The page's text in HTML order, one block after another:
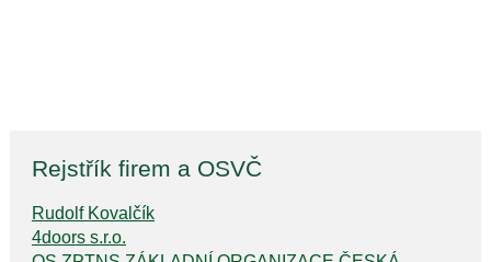
Rejstřík firem a OSVČ
Rudolf Kovalčík
4doors s.r.o.